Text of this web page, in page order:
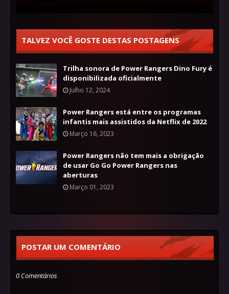
TALVEZ VOCÊ GOSTE DESTAS POSTAGENS
Trilha sonora de Power Rangers Dino Fury é
disponibilizada oficialmente
Julho 12, 2024
Power Rangers está entre os programas
infantis mais assistidos da Netflix de 2022
Março 16, 2023
Power Rangers não tem mais a obrigação
de usar Go Go Power Rangers nas
aberturas
Março 01, 2023
POSTAR UM COMENTÁRIO
0 Comentários